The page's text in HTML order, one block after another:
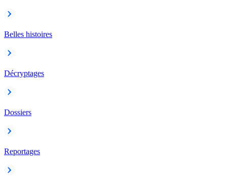
Belles histoires
Décryptages
Dossiers
Reportages